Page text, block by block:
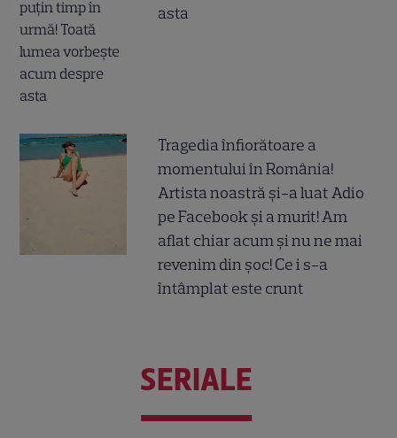
asta
Tragedia înfiorătoare a
momentului în România!
Artista noastră și-a luat Adio
pe Facebook și a murit! Am
aflat chiar acum și nu ne mai
revenim din șoc! Ce i s-a
întâmplat este crunt
SERIALE